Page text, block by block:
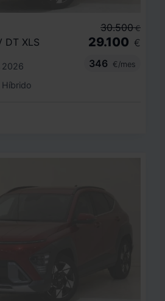
DT XLS
2026
Híbrido
30.500 €
29.100 €
346
€/mes